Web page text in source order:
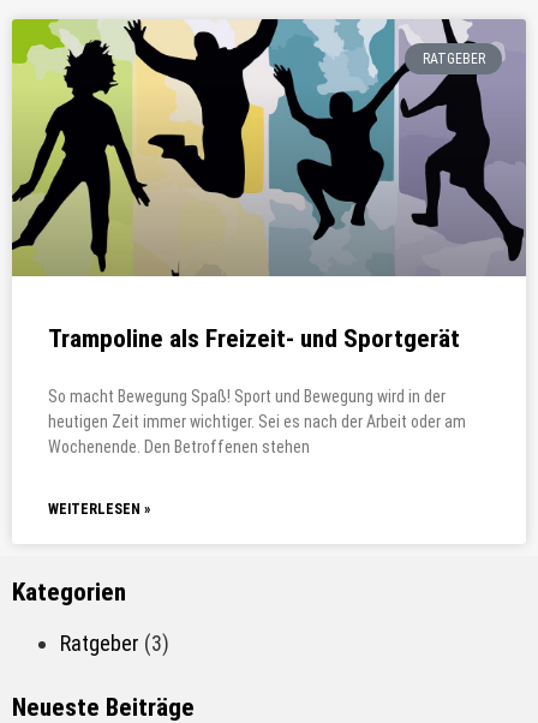
RATGEBER
Trampoline als Freizeit- und Sportgerät
So macht Bewegung Spaß! Sport und Bewegung wird in der
heutigen Zeit immer wichtiger. Sei es nach der Arbeit oder am
Wochenende. Den Betroffenen stehen
WEITERLESEN »
Kategorien
Ratgeber (3)
Neueste Beiträge